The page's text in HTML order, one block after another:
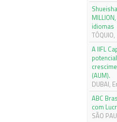
idiomas
A IIFL
(AUM).
DUBAI,
ABC
com
SÃO